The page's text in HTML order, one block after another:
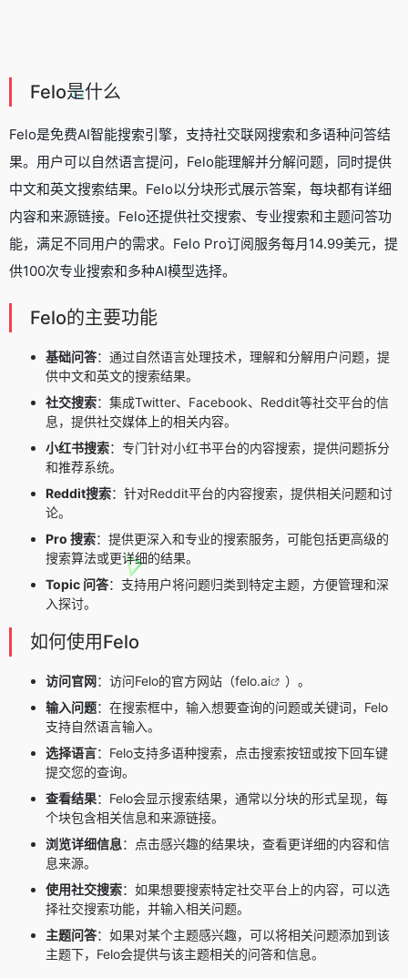
Felo是什么
Felo是免费AI智能搜索引擎，支持社交联网搜索和多语种问答结
果。用户可以自然语言提问，Felo能理解并分解问题，同时提供
中文和英文搜索结果。Felo以分块形式展示答案，每块都有详细
内容和来源链接。Felo还提供社交搜索、专业搜索和主题问答功
能，满足不同用户的需求。Felo Pro订阅服务每月14.99美元，提
供100次专业搜索和多种AI模型选择。
Felo的主要功能
基础问答：通过自然语言处理技术，理解和分解用户问题，提
供中文和英文的搜索结果。
社交搜索：集成Twitter、Facebook、Reddit等社交平台的信
息，提供社交媒体上的相关内容。
小红书搜索：专门针对小红书平台的内容搜索，提供问题拆分
和推荐系统。
Reddit搜索：针对Reddit平台的内容搜索，提供相关问题和讨
论。
Pro 搜索：提供更深入和专业的搜索服务，可能包括更高级的
搜索算法或更详细的结果。
Topic 问答：支持用户将问题归类到特定主题，方便管理和深
入探讨。
如何使用Felo
访问官网：访问Felo的官方网站（felo.ai
）。
输入问题：在搜索框中，输入想要查询的问题或关键词，Felo
支持自然语言输入。
选择语言：Felo支持多语种搜索，点击搜索按钮或按下回车键
提交您的查询。
查看结果：Felo会显示搜索结果，通常以分块的形式呈现，每
个块包含相关信息和来源链接。
浏览详细信息：点击感兴趣的结果块，查看更详细的内容和信
息来源。
使用社交搜索：如果想要搜索特定社交平台上的内容，可以选
择社交搜索功能，并输入相关问题。
主题问答：如果对某个主题感兴趣，可以将相关问题添加到该
主题下，Felo会提供与该主题相关的问答和信息。